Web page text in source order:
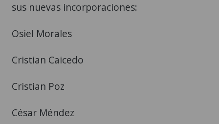
sus nuevas incorporaciones:
Osiel Morales
Cristian Caicedo
Cristian Poz
César Méndez